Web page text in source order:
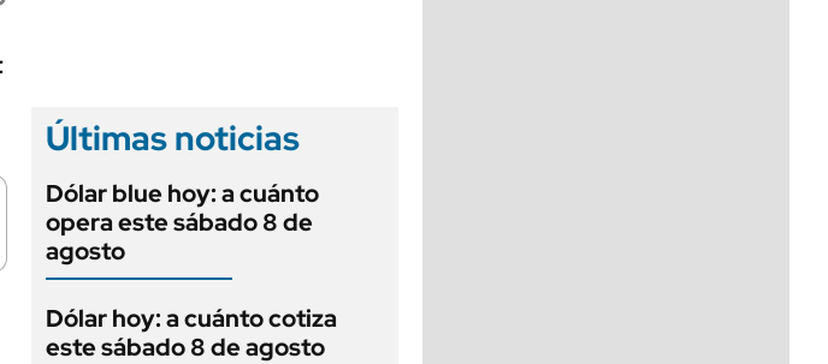
45 segundos
Últimas noticias
Dólar blue hoy: a cuánto
opera este sábado 8 de
agosto
Dólar hoy: a cuánto cotiza
este sábado 8 de agosto